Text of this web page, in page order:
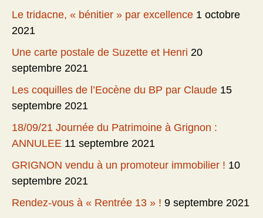
Le tridacne, « bénitier » par excellence 1 octobre
2021
Une carte postale de Suzette et Henri 20
septembre 2021
Les coquilles de l’Eocène du BP par Claude 15
septembre 2021
18/09/21 Journée du Patrimoine à Grignon :
ANNULEE 11 septembre 2021
GRIGNON vendu à un promoteur immobilier ! 10
septembre 2021
Rendez-vous à « Rentrée 13 » ! 9 septembre 2021